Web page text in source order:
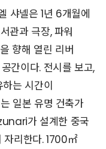
샤넬은 1년 6개월에
관과 극장, 파워
향해 열린 리버
간이다. 전시를 보고,
는 시간이
일본 유명 건축가
가 설계한 중국
자리한다. 1700㎡